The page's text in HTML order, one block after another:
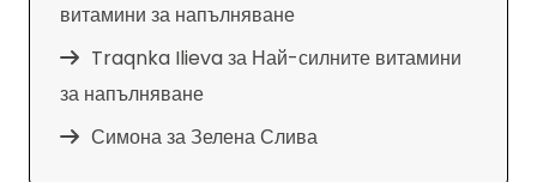
витамини за напълняване
Traqnka Ilievaза Най-силните витамини
за напълняване
СимоназаЗелена Слива